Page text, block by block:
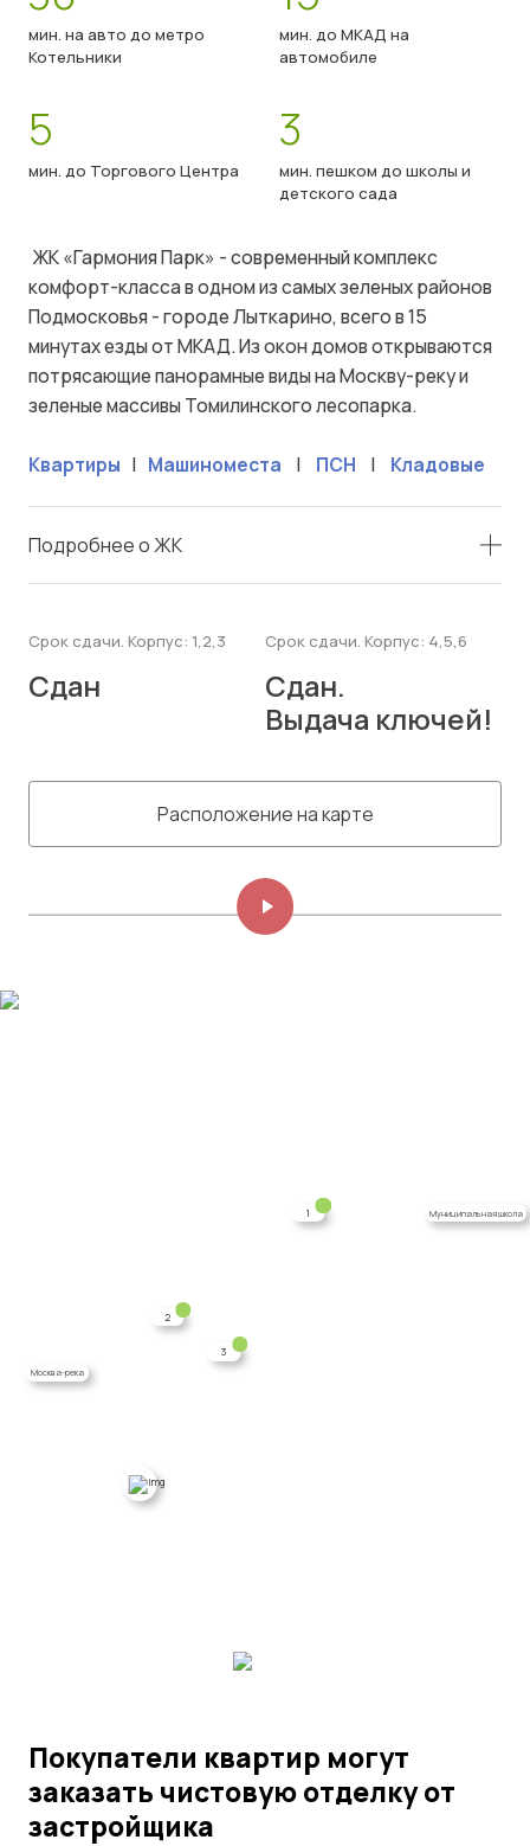
мин. на авто до метро
Котельники
мин. до МКАД на
автомобиле
5
мин. до Торгового Центра
3
мин. пешком до школы и
детского сада
ЖК «Гармония Парк» - современный комплекс
комфорт-класса в одном из самых зеленых районов
Подмосковья - городе Лыткарино, всего в 15
минутах езды от МКАД. Из окон домов открываются
потрясающие панорамные виды на Москву-реку и
зеленые массивы Томилинского лесопарка.
Квартиры | Машиноместа | ПСН | Кладовые
Подробнее о ЖК
Срок сдачи. Корпус: 1,2,3
Сдан
Срок сдачи. Корпус: 4,5,6
Сдан.
Выдача ключей!
Расположение на карте
Москва-река
Муниципальная школа
2
1
3
Покупатели квартир могут
заказать чистовую отделку от
застройщика